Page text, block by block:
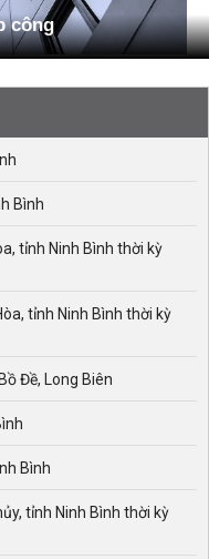
công
Bình
tỉnh Ninh Bình thời kỳ
tỉnh Ninh Bình thời kỳ
Đề, Long Biên
Bình
tỉnh Ninh Bình thời kỳ